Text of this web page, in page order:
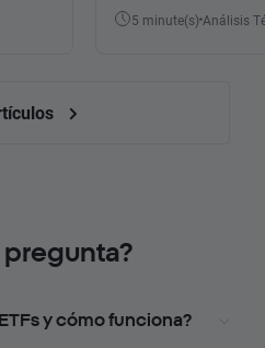
invertir?
5 minute(s) Análisis
y cómo funciona?